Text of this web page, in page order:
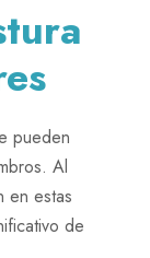
pueden
Al
en estas
de